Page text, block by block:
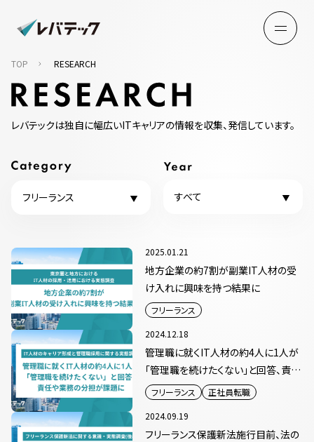
TOP RESEARCH
レバテックは独自に幅広いITキャリアの情報を収集、発信しています。
フリーランス すべて
2025.01.21
地方企業の約7割が副業IT人材の受
け入れに興味を持つ結果に
フリーランス
2024.12.18
管理職に就くIT人材の約4人に1人が
「管理職を続けたくない」と回答、責任
や業務の分担が課題に
フリーランス
正社員転職
2024.09.19
フリーランス保護新法施行目前、法の